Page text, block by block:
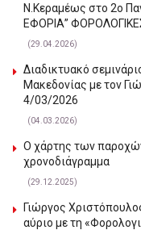
Ν.Κεραμέως στο 2o
ΕΦΟΡΙΑ”
(29.04.2026)
Διαδικτυακό
Μακεδονίας με τον
4/03/2026
(04.03.2026)
Ο χάρτης των
χρονοδιάγραμμα
(29.12.2025)
Γιώργος
αύριο με τη